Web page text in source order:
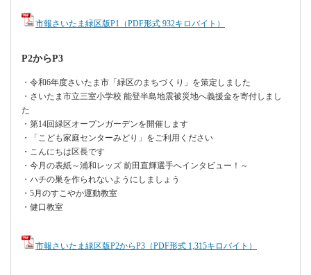
市報さいたま緑区版P1（PDF形式 932キロバイト）
P2からP3
・令和6年度さいたま市「緑区のまちづくり」を策定しました
・さいたま市立三室小学校 能登半島地震被災地へ義援金を寄付しまし
た
・第14回緑区オープンガーデンを開催します
・「こども家庭センターみどり」をご利用ください
・こんにちは区長です
・今月の表紙～浦和レッズ 前田直輝選手へインタビュー！～
・ハチの巣を作られないようにしましょう
・5月のすこやか運動教室
・健口教室
市報さいたま緑区版P2からP3（PDF形式 1,315キロバイト）